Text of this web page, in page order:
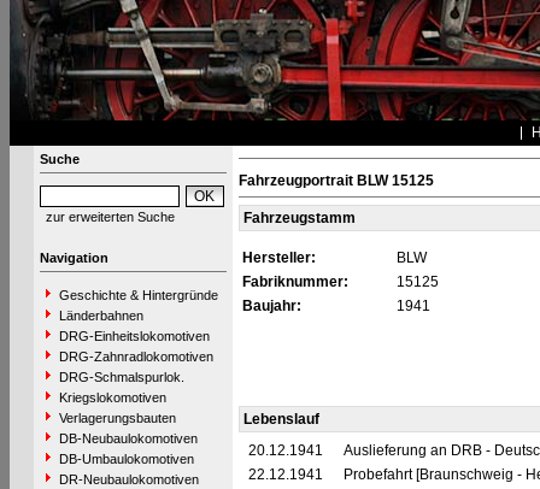
Suche
zur erweiterten Suche
Navigation
Geschichte & Hintergründe
Länderbahnen
DRG-Einheitslokomotiven
DRG-Zahnradlokomotiven
DRG-Schmalspurlok.
Kriegslokomotiven
Verlagerungsbauten
DB-Neubaulokomotiven
DB-Umbaulokomotiven
DR-Neubaulokomotiven
Fahrzeugportrait BLW 15125
Fahrzeugstamm
Hersteller:
BLW
Fabriknummer:
15125
Baujahr:
1941
Lebenslauf
20.12.1941
Auslieferung an DRB -
22.12.1941
Probefahrt [Braunschweig -